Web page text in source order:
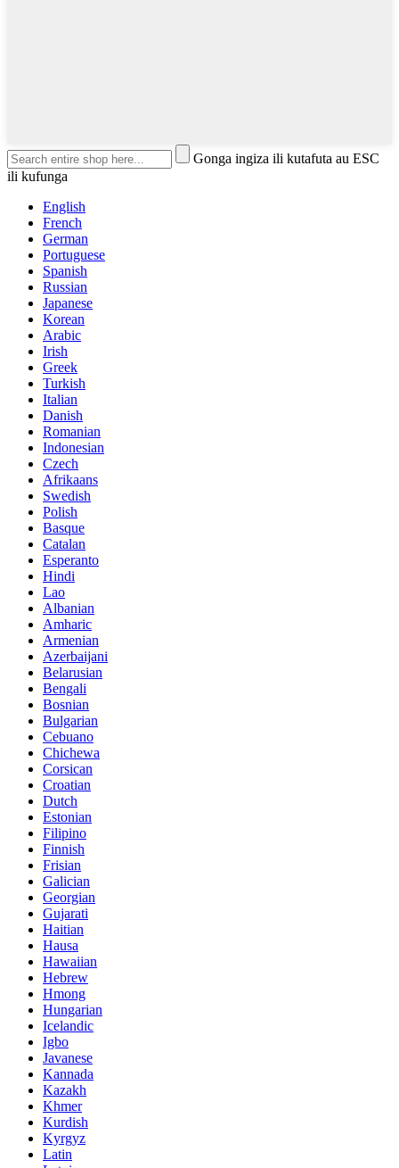
Gonga ingiza ili kutafuta au ESC
ili kufunga
English
French
German
Portuguese
Spanish
Russian
Japanese
Korean
Arabic
Irish
Greek
Turkish
Italian
Danish
Romanian
Indonesian
Czech
Afrikaans
Swedish
Polish
Basque
Catalan
Esperanto
Hindi
Lao
Albanian
Amharic
Armenian
Azerbaijani
Belarusian
Bengali
Bosnian
Bulgarian
Cebuano
Chichewa
Corsican
Croatian
Dutch
Estonian
Filipino
Finnish
Frisian
Galician
Georgian
Gujarati
Haitian
Hausa
Hawaiian
Hebrew
Hmong
Hungarian
Icelandic
Igbo
Javanese
Kannada
Kazakh
Khmer
Kurdish
Kyrgyz
Latin